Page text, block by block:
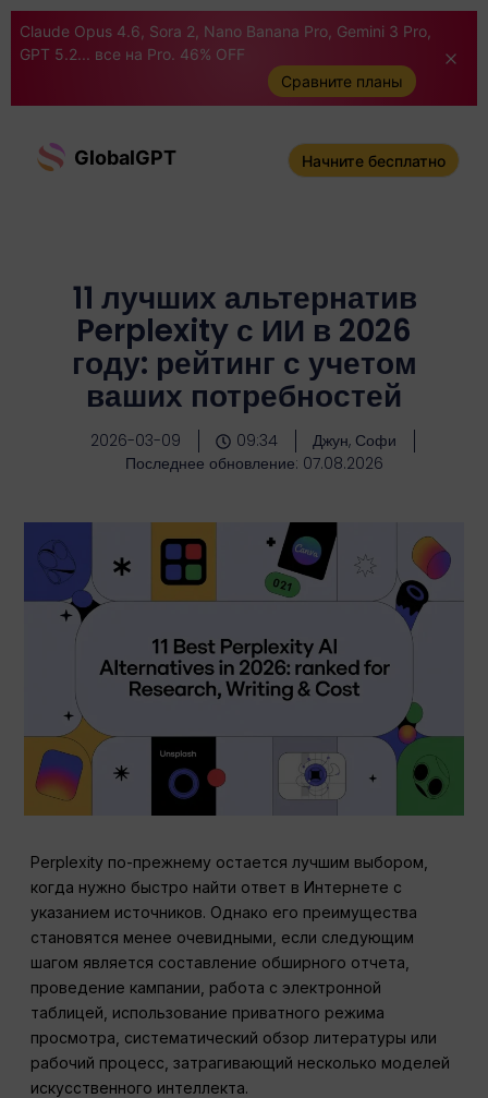
Claude Opus 4.6, Sora 2, Nano Banana Pro, Gemini 3 Pro,
GPT 5.2... все на Pro. 46% OFF
Сравните планы
GlobalGPT Начните бесплатно
11 лучших альтернатив
Perplexity с ИИ в 2026
году: рейтинг с учетом
ваших потребностей
2026-03-09 09:34
Джун, Софи
Последнее обновление: 07.08.2026
Perplexity по-прежнему остается лучшим выбором,
когда нужно быстро найти ответ в Интернете с
указанием источников. Однако его преимущества
становятся менее очевидными, если следующим
шагом является составление обширного отчета,
проведение кампании, работа с электронной
таблицей, использование приватного режима
просмотра, систематический обзор литературы или
рабочий процесс, затрагивающий несколько моделей
искусственного интеллекта.